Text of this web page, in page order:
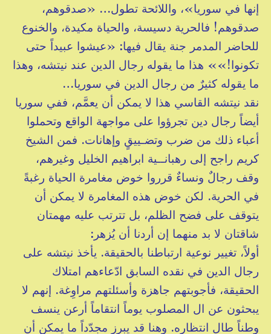
إنها في سوريا»، واللائحة تطول… «صدقوهم،
صدقوهم! فالحرية دسيسة، والحياة مكيدة، والخنوع
للحاضر المدمر جنة يقال فيها: «عيشوا عبيداً حتى
تكونوا!»» هذا ما يقوله رجال الدين عند نيتشه، وهذا
ما يقوله كثيرٌ من رجال الدين في سوريا…
نقد نيتشه القاسي هذا لا يمكن أن يعمَّم، ففي سوريا
أيضاً رجال دين تجرؤوا على مواجهة الواقع وتحملوا
أعباء ذلك من ضرب وتضـييقٍ وإهانات. فمن الشيخ
كريم راجح إلى رهبانــية ابراهيم الخليل وغيرهم،
وقف رجالٌ ونساءٌ قرروا خوض مغامرة الحياة رغبةً
في الحرية. لكن خوض هذه المغامرة لا يمكن أن
يتوقف على فضح الظلم، بل تترتب عليه مهمتان
شاقتان لا بد منهما إن أردنا أن يُزهر:
أولاً، تغيير نوعية ارتباطنا بالحقيقة. يأخذ نيتشه على
رجال الدين في نقده السابق ادّعاءهم امتلاك
الحقيقة، فأجوبتهم جاهزة وأسئلتهم مراوِغة. إنهم لا
يبحثون عن ال المصلوب يوماً انتقاماً أرعن ينسف
وطناً طال انتظاره. وهنا قد يبرز مجدّداً ما يمكن أن